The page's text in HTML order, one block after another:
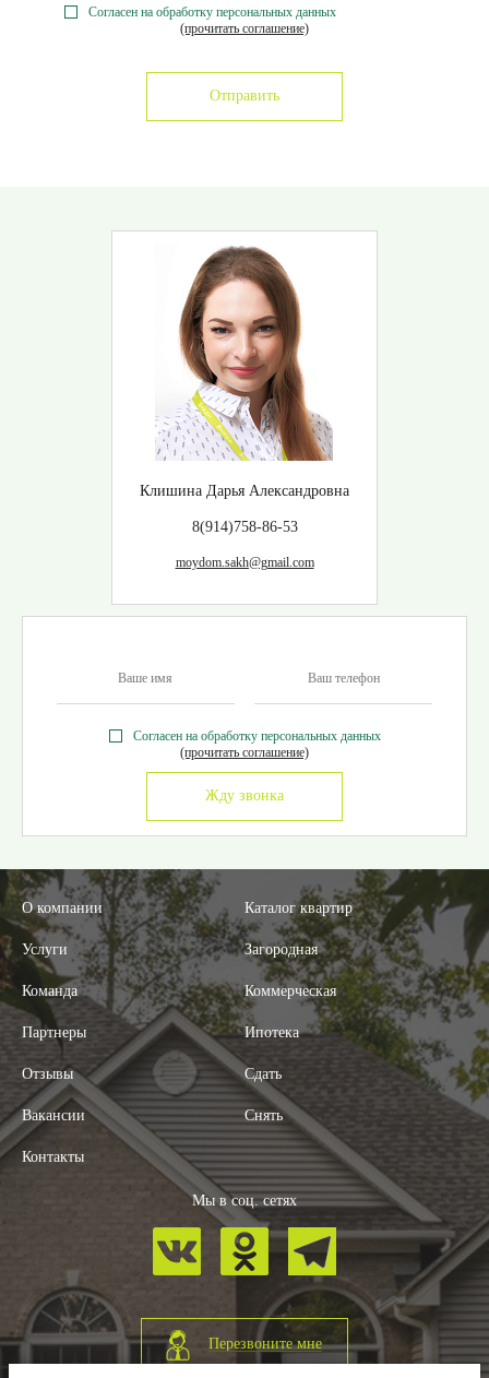
Согласен на обработку персональных данных
(прочитать соглашение)
Отправить
Клишина Дарья Александровна
8(914)758-86-53
moydom.sakh@gmail.com
Согласен на обработку персональных данных
(прочитать соглашение)
Жду звонка
О компании
Услуги
Команда
Партнеры
Отзывы
Вакансии
Контакты
Каталог квартир
Загородная
Коммерческая
Ипотека
Сдать
Снять
Мы в соц. сетях
Перезвоните мне